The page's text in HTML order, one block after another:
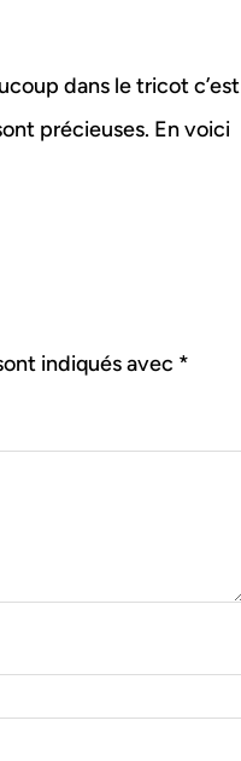
dans le tricot c’est
précieuses. En voici
indiqués avec *